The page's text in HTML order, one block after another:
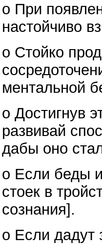
o При
настойчиво
o Стойко
ментальной
o Достигнув
развивай
дабы оно
o Если беды и
стоек в
сознания].
o Если дадут